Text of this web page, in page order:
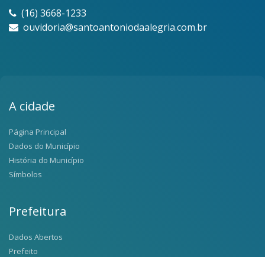
(16) 3668-1233
ouvidoria@santoantoniodaalegria.com.br
A cidade
Página Principal
Dados do Município
História do Município
Símbolos
Prefeitura
Dados Abertos
Prefeito